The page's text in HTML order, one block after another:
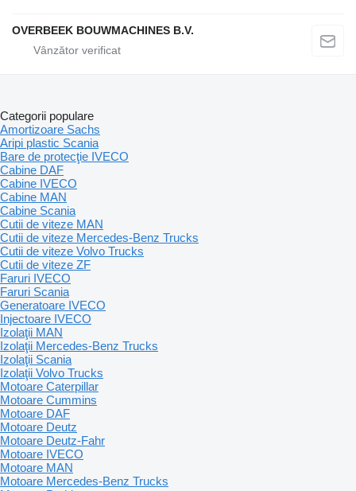
OVERBEEK BOUWMACHINES B.V.
Categorii populare
Amortizoare Sachs
Aripi plastic Scania
Bare de protecţie IVECO
Cabine DAF
Cabine IVECO
Cabine MAN
Cabine Scania
Cutii de viteze MAN
Cutii de viteze Mercedes-Benz Trucks
Cutii de viteze Volvo Trucks
Cutii de viteze ZF
Faruri IVECO
Faruri Scania
Generatoare IVECO
Injectoare IVECO
Izolaţii MAN
Izolaţii Mercedes-Benz Trucks
Izolaţii Scania
Izolaţii Volvo Trucks
Motoare Caterpillar
Motoare Cummins
Motoare DAF
Motoare Deutz
Motoare Deutz-Fahr
Motoare IVECO
Motoare MAN
Motoare Mercedes-Benz Trucks